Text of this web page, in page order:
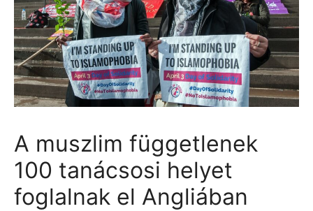
A muszlim függetlenek
100 tanácsosi helyet
foglalnak el Angliában